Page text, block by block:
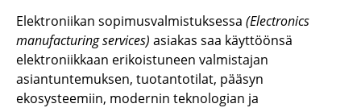
Elektroniikan sopimusvalmistuksessa (Electronics
manufacturingservices) asiakas saa käyttöönsä
elektroniikkaan erikoistuneen valmistajan
asiantuntemuksen, tuotantotilat, pääsyn
ekosysteemiin, modernin teknologian ja